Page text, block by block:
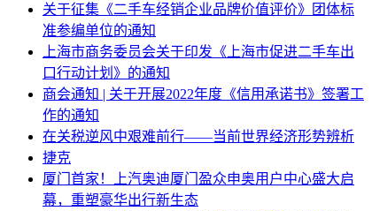
关于征集《二手车经销企业品牌价值评价》团体标
准参编单位的通知
上海市商务委员会关于印发《上海市促进二手车出
口行动计划》的通知
商会通知 | 关于开展2022年度《信用承诺书》签署工
作的通知
在关税逆风中艰难前行——当前世界经济形势辨析
捷克
厦门首家！上汽奥迪厦门盈众申奥用户中心盛大启
幕，重塑豪华出行新生态